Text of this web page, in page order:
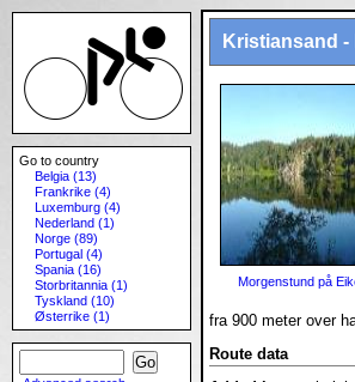
Kristiansand -
Morgenstund på
fra 900 meter over
Route data
Go to country
Belgia (13)
Frankrike (4)
Luxemburg (4)
Nederland (1)
Norge (89)
Portugal (4)
Spania (16)
Storbritannia (1)
Tyskland (10)
Østerrike (1)